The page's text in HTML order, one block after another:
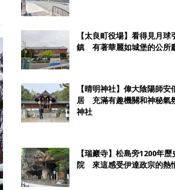
【太良町役場】看得見月球
鎮 有著華麗如城堡的公所
【晴明神社】偉大陰陽師安
居 充滿有趣機關和神秘氣
神社
【瑞巖寺】松島旁1200年
院 來這感受伊達政宗的熱